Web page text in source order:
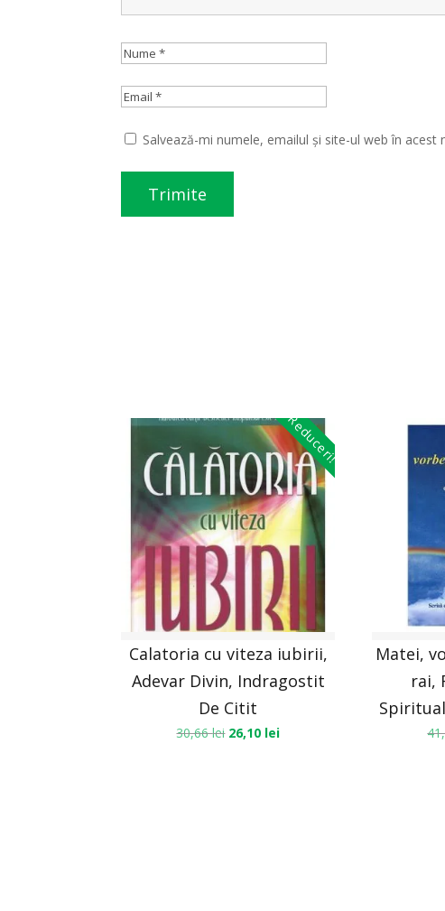
Salvează-mi numele, emailul și site-ul web în
Reduceri!
Calatoria cu viteza iubirii,
Adevar Divin, Indragostit
De Citit
30,66lei 26,10 lei
Matei,
rai,